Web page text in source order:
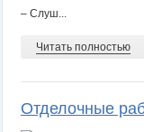
– Слуш...
Читать полностью
Отделочные